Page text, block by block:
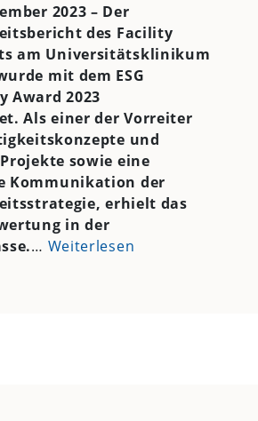
2023 – Der
des Facility
am Universitätsklinikum
mit dem ESG
Award 2023
Als einer der Vorreiter
und
sowie eine
Kommunikation der
erhielt das
in der
… Weiterlesen